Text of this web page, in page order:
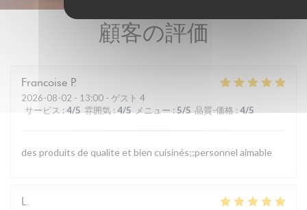
顧客の評価
Francoise P
2026-08-02 - 13:00 - ゲスト 4
サービス : 4/5 雰囲気 : 4/5 メニュー : 5/5 品質-価格 : 4/5
des produits de qualite et bien cuisinés;;personnel aimable
L